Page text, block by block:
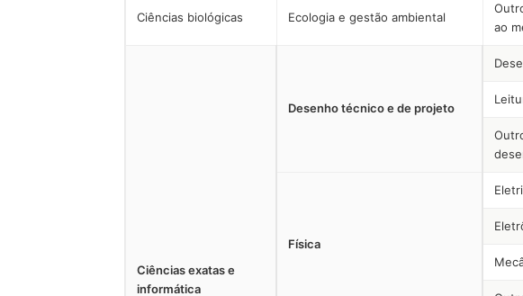
Ciências biológicas Ecologia e gestão ambiental
ao
Ciências exatas e
informática
Desenho técnico e de projeto
Física